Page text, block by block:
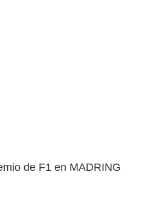
de F1 en MADRING